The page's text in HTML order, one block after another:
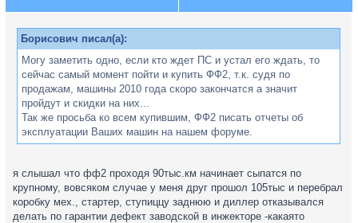
Борисович писал(а):
Могу заметить одно, если кто ждет ПС и устал его ждать, то
сейчас самый момент пойти и купить ФФ2, т.к. судя по
продажам, машины 2010 года скоро закончатся а значит
пройдут и скидки на них...
Так же просьба ко всем купившим, ФФ2 писать отчеты об
эксплуатации Ваших машин на нашем форуме.
я слышал что фф2 проходя 90тыс.км начинает сыпатся по
крупному, вовсяком случае у меня друг прошол 105тыс и перебрал
коробку мех., стартер, ступиццу заднюю и диллер отказывался
делать по гарантии дефект заводской в инжекторе -какаято